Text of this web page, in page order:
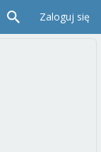
Zaloguj się